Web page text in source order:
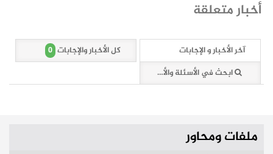
أخبار متعلقة
آخر الأخبار و الإجابات كل الأخبار والإجابات 0
ابحث في الأسئلة والأخبار (0 وثائق)
ملفات ومحاور